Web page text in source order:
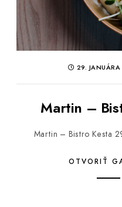
29.
Martin –
Martin – Bistro Kesta
OTVORIŤ